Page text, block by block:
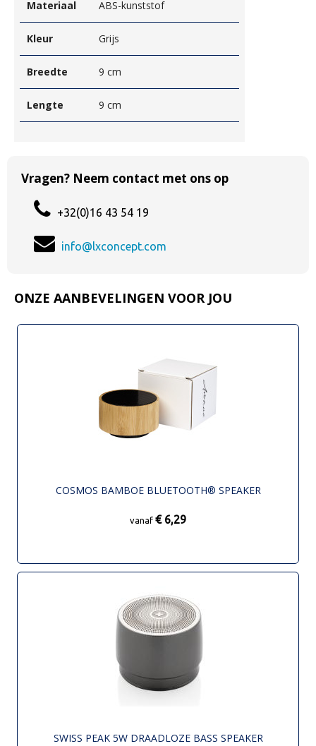
Materiaal ABS-kunststof
Kleur Grijs
Breedte 9 cm
Lengte 9 cm
Vragen? Neem contact met ons op
+32(0)16 43 54 19
info@lxconcept.com
ONZE AANBEVELINGEN VOOR JOU
COSMOS BAMBOE BLUETOOTH® SPEAKER
vanaf € 6,29
SWISS PEAK 5W DRAADLOZE BASS SPEAKER